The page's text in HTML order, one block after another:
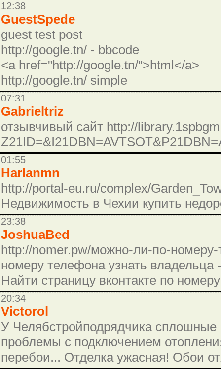
12:38
GuestSpede
guest test post
http://google.tn/ - bbcode
<a href="http://google.tn/">html</a>
http://google.tn/ simple
07:31
Gabrieltriz
отзывчивый сайт http://
01:55
Harlanmn
http://portal-eu.ru/complex/
Недвижимость в Чехии купить
23:38
JoshuaBed
http://nomer.pw/можно-ли-по-
номеру телефона узнать владельца
Найти страницу вконтакте по
20:34
Victorol
У Челябстройподрядчика
проблемы с подключением
перебои... Отделка ужасная! Обои